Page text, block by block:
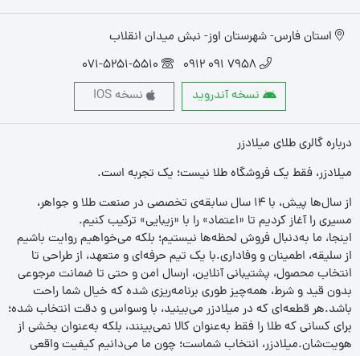
استان فارس- شهرستان اوز- نبش میدان انقلاب
7958 091 0912
071-5251-5510
نسخه آندروید
نسخه IOS
درباره گالری طلای میلادزر
میلادزر، فقط یک فروشگاه طلا نیست؛ یک تجربه‌ است.
از سال‌ها پیش، با ۱۴ سال سابقه‌ی تخصصی در صنعت طلا و جواهر،
مسیری را آغاز کردیم تا «اعتماد» را با «زیبایی» ترکیب کنیم.
اینجا، ما به‌دنبال فروش لحظه‌ها نیستیم؛ بلکه می‌خواهیم روایت باشیم
از سلیقه، اطمینان و وفاداری.با یک تیم حرفه‌ای و متعهد، از طراحی تا
انتخاب محصول، پشتیبانی آنلاین، ارسال امن و حتی تا ضمانت مرجوعی
بدون قید و شرط، همه‌چیز طوری برنامه‌ریزی شده که خیال شما راحت
باشد.هر قطعه‌ای که در میلادزر می‌بینید، با وسواس و دقت انتخاب شده؛
برای کسانی که طلا را فقط به‌عنوان کالا نمی‌بینند، بلکه به‌عنوان بخشی از
هویت‌شان.میلادزر، انتخاب شماست؛ چون ما می‌دانیم کیفیت واقعی